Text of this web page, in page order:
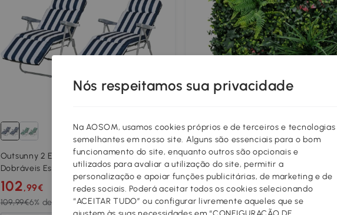
Outsunny 2 Espreguiçadeiras de Jardim
Dobráveis Espreguiçadeiras de Aço com
Almofada Acolchoada Encosto Ajustável
em 5 Posições e Apoio para os Pés
60x75x50-102cm Azul e Branco
102,99€
109,99€6% de desconto
Outsunny Conjunto de 6 Sebes
Artificiais de Ocultação para Jardim
50x50 cm Fácil Montagem Anti-UV
Varandas Terraços Verde
79 ,99€
84,99€5% de desconto
Nós respeitamos sua privacidade
Na AOSOM, usamos cookies próprios e de terceiros e tecnologias
semelhantes em nosso site. Alguns são essenciais para o bom
funcionamento do site, enquanto outros são opcionais e
utilizados para avaliar a utilização do site, permitir a
personalização e apoiar funções publicitárias, de marketing e de
redes sociais. Poderá aceitar todos os cookies selecionando
“ACEITAR TUDO” ou configurar livremente aqueles que se